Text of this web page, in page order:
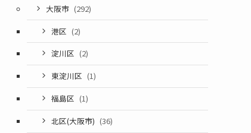
大阪市 (292)
港区 (2)
淀川区 (2)
東淀川区 (1)
福島区 (1)
北区(大阪市) (36)